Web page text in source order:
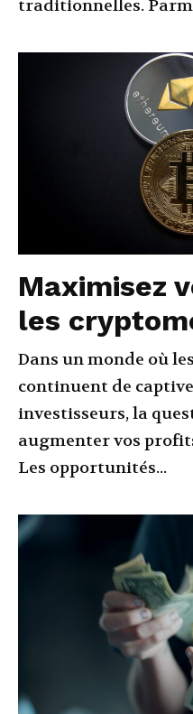
traditionnelles.
Maximisez
les
Dans un monde où
continuent de
investisseurs, la
augmenter vos
Les opportunités...